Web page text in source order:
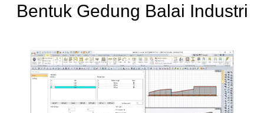
Bentuk Gedung Balai Industri